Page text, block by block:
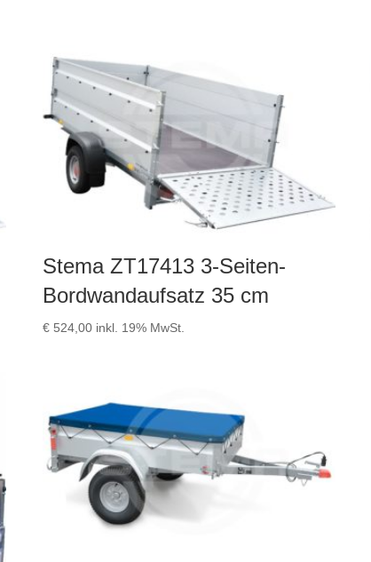
Stema ZT17413 3-Seiten-
Bordwandaufsatz 35 cm
€524,00 inkl. 19% MwSt.